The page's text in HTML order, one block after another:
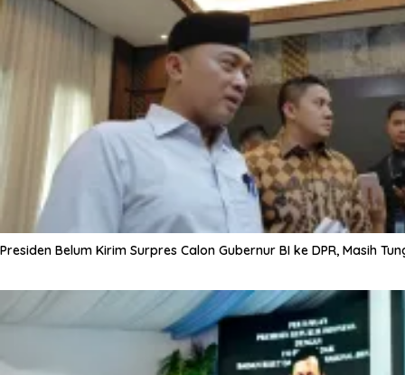
Presiden Belum Kirim Surpres Calon Gubernur BI ke DPR, Masih